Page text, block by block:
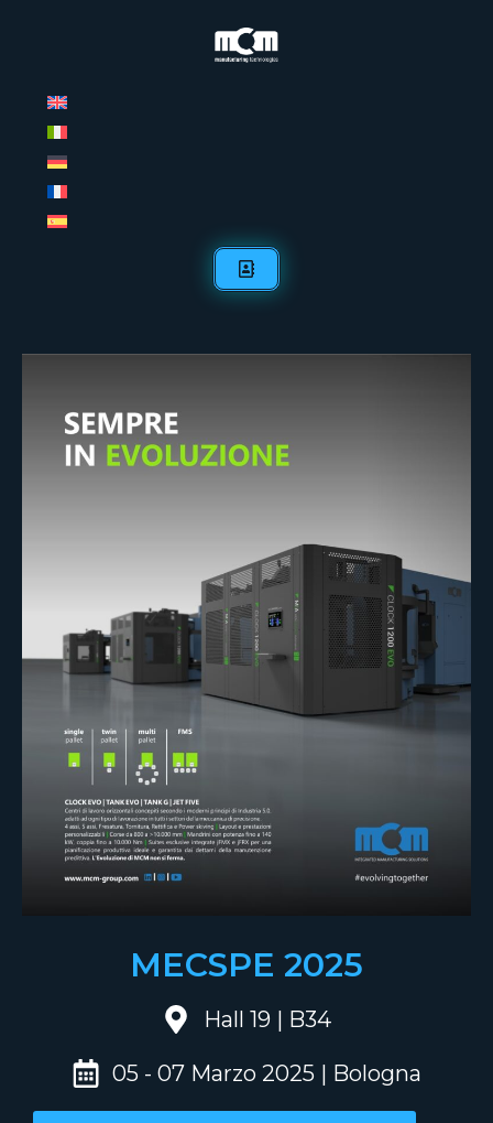
MECSPE 2025
Hall 19 | B34
05 - 07 Marzo 2025 | Bologna